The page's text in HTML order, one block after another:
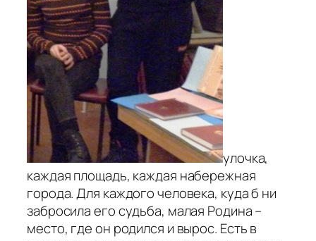
улочка,
каждая площадь, каждая набережная
города. Для каждого человека, куда б ни
забросила его судьба, малая Родина –
место, где он родился и вырос. Есть в